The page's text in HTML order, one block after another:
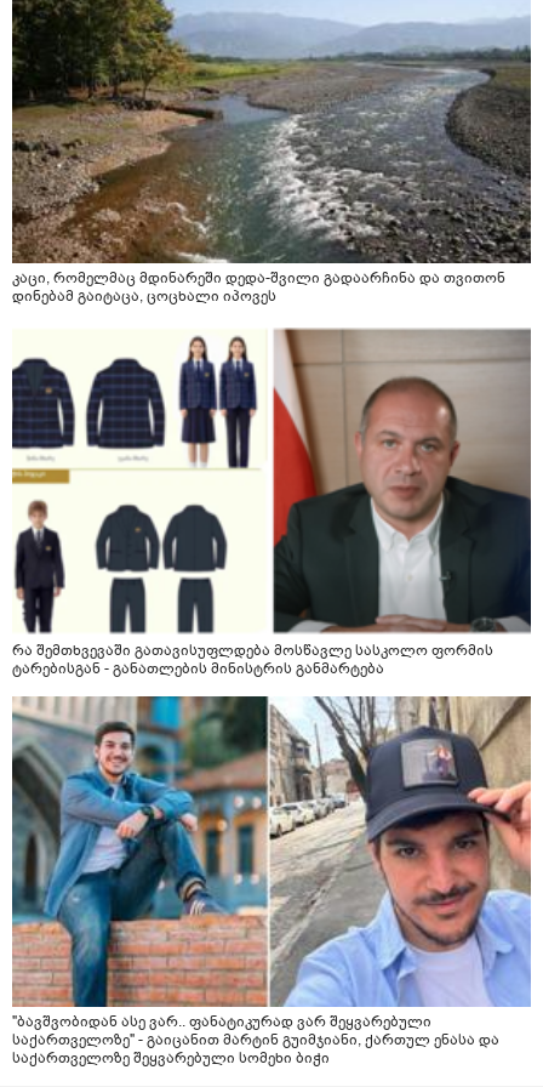
ავადუღო, ცოტა გათბეს და მერე ჩავყარო კურკუმა? და
საღამოს ვახშამზე რომ მივიღო თუ შეიძლება? P.S მიზანი
არის ანთების საწინააღმდეგო,ანტიოქსიდანტური და
დამამშვიდებელი( მშვიდი ძილისთვის)
კაცი, რომელმაც მდინარეში დედა-შვილი გადაარჩინა და თვითონ
დინებამ გაიტაცა, ცოცხალი იპოვეს
რა შემთხვევაში გათავისუფლდება მოსწავლე სასკოლო ფორმის
ტარებისგან - განათლების მინისტრის განმარტება
"ბავშვობიდან ასე ვარ.. ფანატიკურად ვარ შეყვარებული
საქართველოზე" - გაიცანით მარტინ გუიმჯიანი, ქართულ ენასა და
საქართველოზე შეყვარებული სომეხი ბიჭი